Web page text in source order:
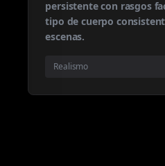
persistente con rasgos
tipo de cuerpo
escenas.
Realismo